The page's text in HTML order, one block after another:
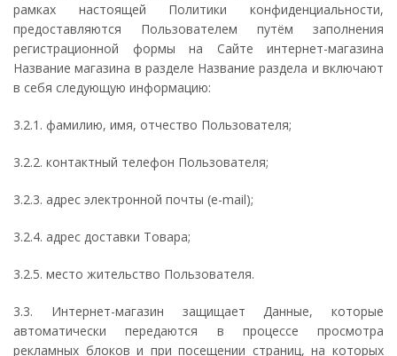
рамках настоящей Политики конфиденциальности,
предоставляются Пользователем путём заполнения
регистрационной формы на Сайте интернет-магазина
Название магазина в разделе Название раздела и включают
в себя следующую информацию:
3.2.1. фамилию, имя, отчество Пользователя;
3.2.2. контактный телефон Пользователя;
3.2.3. адрес электронной почты (e-mail);
3.2.4. адрес доставки Товара;
3.2.5. место жительство Пользователя.
3.3. Интернет-магазин защищает Данные, которые
автоматически передаются в процессе просмотра
рекламных блоков и при посещении страниц, на которых